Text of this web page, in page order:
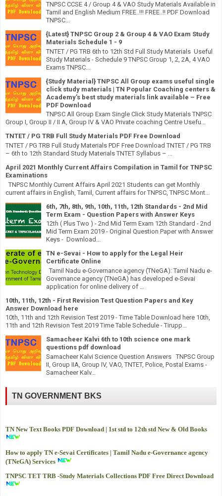
TNPSC CCSE 4 / Group 4 & VAO Study Materials Available in
Tamil and English Medium FREE..!!! FREE..!! PDF Download
TNPSC...
{Latest} TNPSC Group 2 & Group 4 & VAO Exam Study
Materials Schedule 1 - 9
TNTET / PG TRB 6th to 12th Std Full Study Materials Useful
Study Materials - Schedule 9 TNPSC Group 1, 2, 2A, 4 VAO
Exams TNPSC...
{Study Material} TNPSC All Group exams useful single
click study materials | TN Popular Coaching centers &
Academy’s best study materials link available – Free
PDF Download
TNPSC All Group Exam Single Click Study Materials TNPSC
Group I, Group II / II A, Group IV & VAO Private coaching Centre Usefu...
TNTET / PG TRB Full Study Materials PDF Free Download
TNTET / PG TRB Full Study Materials PDF Free Download TNTET / PG TRB
– 6th to 12th Standard Study Materials TNTET Syllabus – ...
April 2021 Monthly Current Affairs Compilation in Tamil for TNPSC
Examinations
TNPSC Monthly Current Affairs April 2021 Students can get Monthly
current affairs in English, Tamil, Current affairs for TNPSC, TNPSC Mont...
6th, 7th, 8th, 9th, 10th, 11th, 12th Standards - 2nd Mid
Term Exam - Question Papers with Answer Keys
12th ( Plus Two ) - 2nd Mid Term Exam 12th Standard - 2nd
Mid Term Exam 2019 - Original Question Paper with Answer
Keys - Download...
TN e-Sevai - How to apply for the Legal Heir
Certificate Online
Tamil Nadu e-Governance agency (TNeGA): Tamil Nadu e-
Governance agency (TNeGA) has developed e-Sevai
application for online delivery of ...
10th, 11th, 12th - First Revision Test Question Papers and Key
Answer Download here
10th, 11th and 12th Revision Test 2019 - Time Table Download here 10th,
11th and 12th Revision Test 2019 Time Table Schedule - Tirupp...
Samacheer Kalvi 6th to 10th science one mark
questions pdf download
Samacheer Kalvi Science Question Answers TNPSC Group
II, Group IIA, Group IV, VAO, TNTET, Police, Postal Exams -
Samacheer Kalv...
TN GOVERNMENT BKS
TN New Text Books PDF Download | 1st std to 12th std New & Old Books
How to apply TN e-Sevai Certificates | Tamil Nadu e-Governance agency
(TNeGA) Services
TNPSC TET TRB -Study Materials Collections PDF Free Direct Download